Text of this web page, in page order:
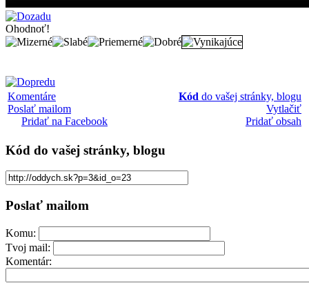
Ohodnoť!
Komentáre
Poslať mailom
Pridať na Facebook
Kód do vašej stránky, blogu
Vytlačiť
Pridať obsah
Kód do vašej stránky, blogu
Poslať mailom
Komu:
Tvoj mail:
Komentár: